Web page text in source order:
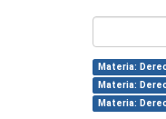
Materia:
Materia:
Materia: